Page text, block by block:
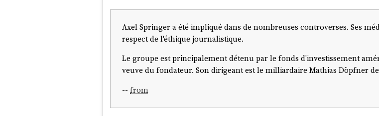
Axel Springer a été impliqué dans de nombreuses controverses. Ses
respect de l'éthique journalistique.
Le groupe est principalement détenu par le fonds d'investissement
veuve du fondateur. Son dirigeant est le milliardaire Mathias Döpfner
--from